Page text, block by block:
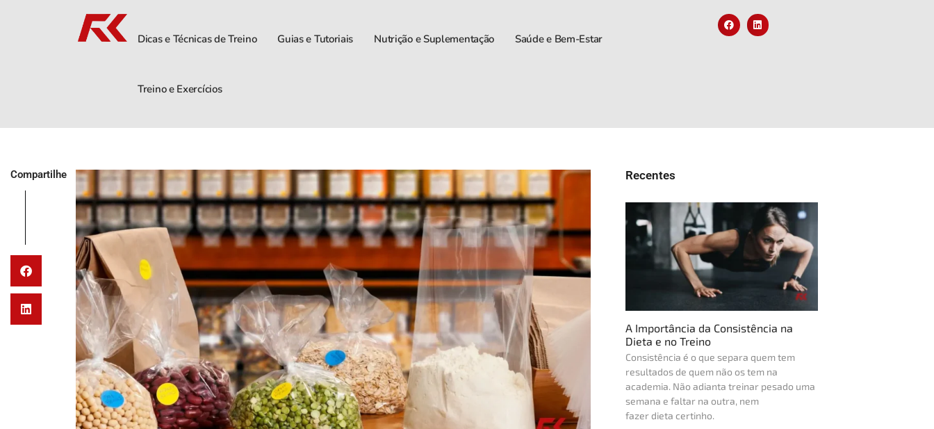
Dicas e Técnicas de Treino Guias e Tutoriais Nutrição e Suplementação Saúde e Bem-Estar
Treino e Exercícios
Compartilhe Recentes
A Importância da Consistência na
Dieta e no Treino
Consistência é o que separa quem tem
resultados de quem não os tem na
academia. Não adianta treinar pesado uma
semana e faltar na outra, nem
fazer dieta certinho.